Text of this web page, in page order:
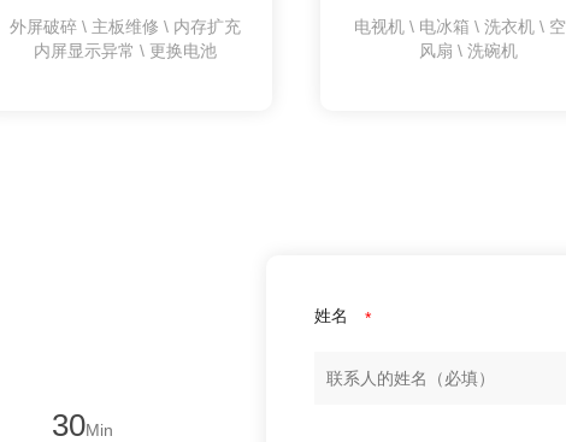
外屏破碎 \ 主板维修 \ 内存扩充
内屏显示异常 \ 更换电池
电视机 \ 电冰箱 \ 洗衣机 \
风扇 \ 洗碗机
30Min
姓名 *